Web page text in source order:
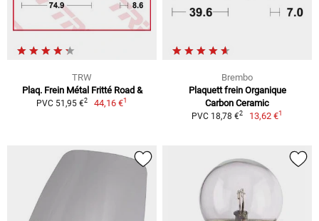
TRW
Plaq. Frein Métal Fritté Road &
PVC 51,95 €2 44,16 €1
Brembo
Plaquett frein Organique
Carbon Ceramic
PVC 18,78 €2 13,62 €1